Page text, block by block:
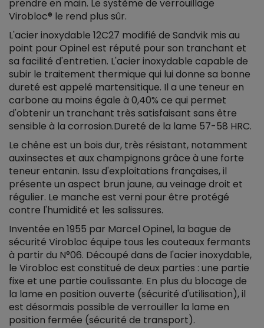
prendre en main. Le système de verrouillage
Virobloc® le rend plus sûr.
L'acier inoxydable 12C27 modifié de Sandvik mis au
point pour Opinel est réputé pour son tranchant et
sa facilité d'entretien. L'acier inoxydable capable de
subir le traitement thermique qui lui donne sa bonne
dureté est appelé martensitique. Il a une teneur en
carbone au moins égale à 0,40% ce qui permet
d'obtenir un tranchant très satisfaisant sans être
sensible à la corrosion.Dureté de la lame 57-58 HRC.
Le chêne est un bois dur, très résistant, notamment
auxinsectes et aux champignons grâce à une forte
teneur entanin. Issu d'exploitations françaises, il
présente un aspect brun jaune, au veinage droit et
régulier. Le manche est verni pour être protégé
contre l'humidité et les salissures.
Inventée en 1955 par Marcel Opinel, la bague de
sécurité Virobloc équipe tous les couteaux fermants
à partir du N°06. Découpé dans de l'acier inoxydable,
le Virobloc est constitué de deux parties : une partie
fixe et une partie coulissante. En plus du blocage de
la lame en position ouverte (sécurité d'utilisation), il
est désormais possible de verrouiller la lame en
position fermée (sécurité de transport).